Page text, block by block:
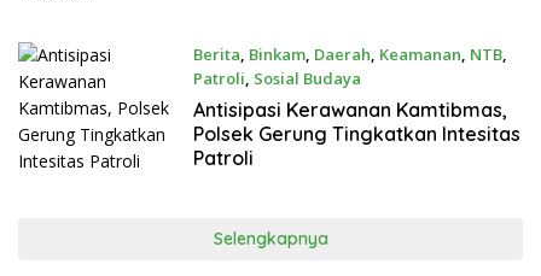
Berita, Binkam, Daerah, Keamanan, NTB,
Patroli, Sosial Budaya
April 22, 2022
Antisipasi Kerawanan Kamtibmas,
Polsek Gerung Tingkatkan Intesitas
Patroli
Selengkapnya